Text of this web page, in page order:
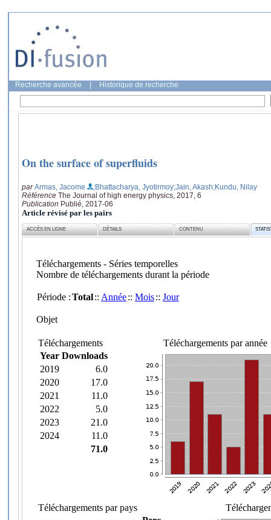
Recherche avancée Historique de recherche
On the surface of superfluids
parArmas, Jacome ;Bhattacharya, Jyotirmoy;Jain, Akash;Kundu, Nilay
Référence The Journal of high energy physics, 2017, 6
Publication Publié, 2017-06
Article révisé par les pairs
ACCÈS EN LIGNE DÉTAILS CONTENU